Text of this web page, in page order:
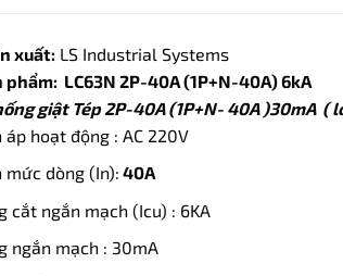
xuất: LS Industrial Systems
phẩm: LC63N 2P-40A (1P+N-40A) 6kA
giật Tép 2P-40A (1P+N- 40A )30mA (
hoạt động : AC 220V
mức dòng (In): 40A
cắt ngắn mạch (Icu) : 6KA
ngắn mạch : 30mA